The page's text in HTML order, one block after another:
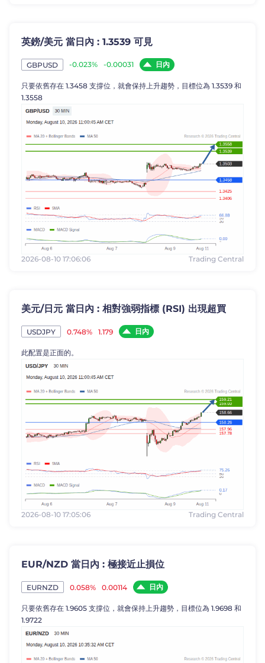
英鎊/美元 當日內 : 1.3539 可見
GBPUSD -0.023% -0.00031 日內
只要依舊存在 1.3458 支撐位，就會保持上升趨勢，目標位為 1.3539 和
1.3558
2026-08-10 17:06:06 Trading Central
美元/日元 當日內 : 相對強弱指標 (RSI) 出現超買
USDJPY 0.748% 1.179 日內
此配置是正面的。
2026-08-10 17:05:06 Trading Central
EUR/NZD 當日內 : 極接近止損位
EURNZD 0.058% 0.00114 日內
只要依舊存在 1.9605 支撐位，就會保持上升趨勢，目標位為 1.9698 和
1.9722